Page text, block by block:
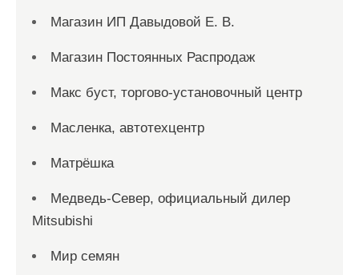
Магазин ИП Давыдовой Е. В.
Магазин Постоянных Распродаж
Макс буст, торгово-установочный центр
Масленка, автотехцентр
Матрёшка
Медведь-Север, официальный дилер
Mitsubishi
Мир семян